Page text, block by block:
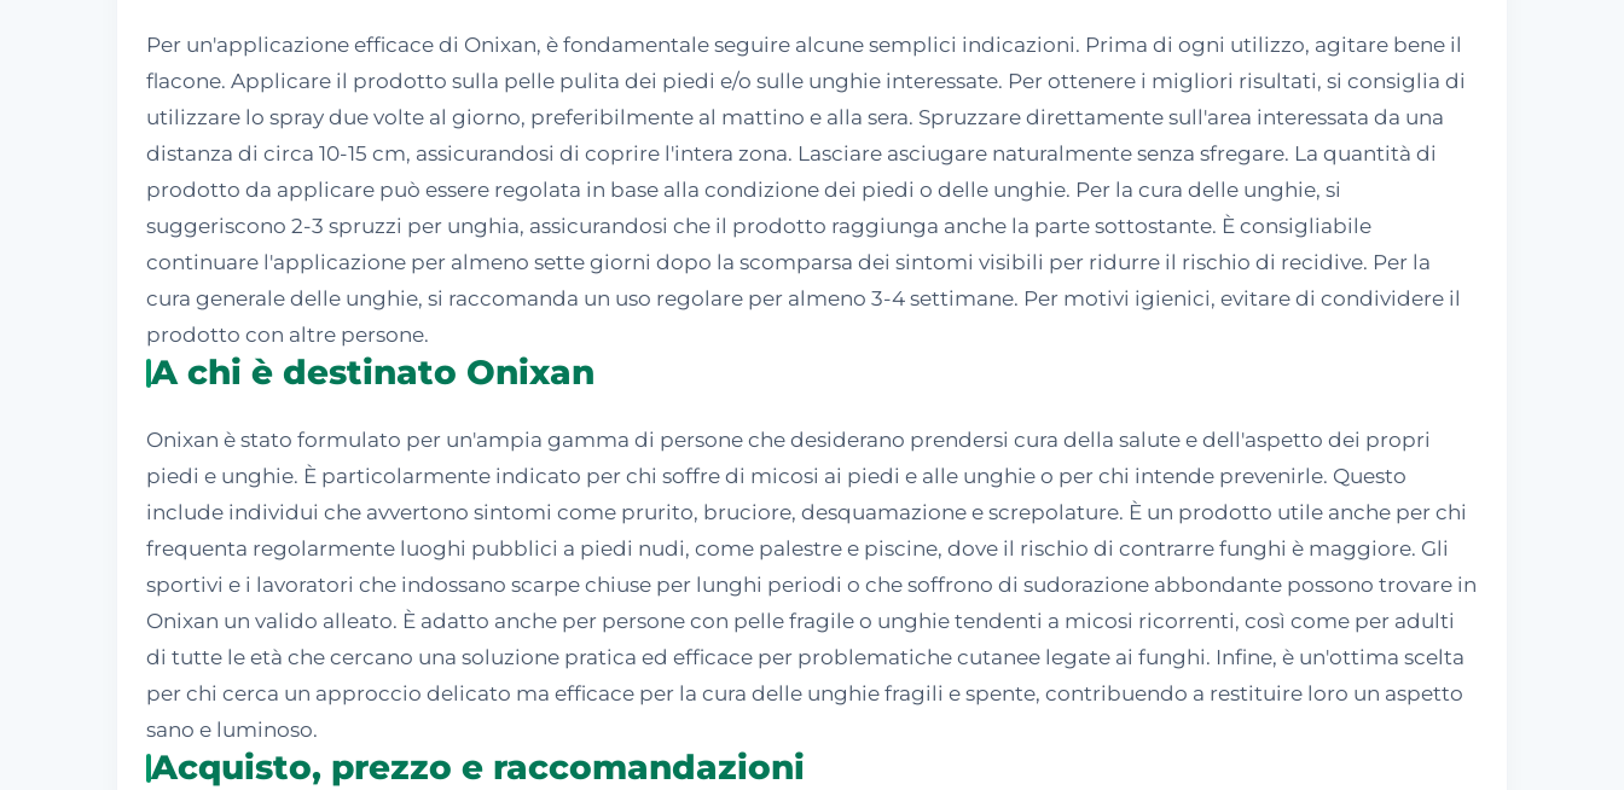
Per un'applicazione efficace di Onixan, è fondamentale seguire alcune semplici indicazioni. Prima di ogni utilizzo, agitare bene il
flacone. Applicare il prodotto sulla pelle pulita dei piedi e/o sulle unghie interessate. Per ottenere i migliori risultati, si consiglia di
utilizzare lo spray due volte al giorno, preferibilmente al mattino e alla sera. Spruzzare direttamente sull'area interessata da una
distanza di circa 10-15 cm, assicurandosi di coprire l'intera zona. Lasciare asciugare naturalmente senza sfregare. La quantità di
prodotto da applicare può essere regolata in base alla condizione dei piedi o delle unghie. Per la cura delle unghie, si
suggeriscono 2-3 spruzzi per unghia, assicurandosi che il prodotto raggiunga anche la parte sottostante. È consigliabile
continuare l'applicazione per almeno sette giorni dopo la scomparsa dei sintomi visibili per ridurre il rischio di recidive. Per la
cura generale delle unghie, si raccomanda un uso regolare per almeno 3-4 settimane. Per motivi igienici, evitare di condividere il
prodotto con altre persone.
A chi è destinato Onixan
Onixan è stato formulato per un'ampia gamma di persone che desiderano prendersi cura della salute e dell'aspetto dei propri
piedi e unghie. È particolarmente indicato per chi soffre di micosi ai piedi e alle unghie o per chi intende prevenirle. Questo
include individui che avvertono sintomi come prurito, bruciore, desquamazione e screpolature. È un prodotto utile anche per chi
frequenta regolarmente luoghi pubblici a piedi nudi, come palestre e piscine, dove il rischio di contrarre funghi è maggiore. Gli
sportivi e i lavoratori che indossano scarpe chiuse per lunghi periodi o che soffrono di sudorazione abbondante possono trovare in
Onixan un valido alleato. È adatto anche per persone con pelle fragile o unghie tendenti a micosi ricorrenti, così come per adulti
di tutte le età che cercano una soluzione pratica ed efficace per problematiche cutanee legate ai funghi. Infine, è un'ottima scelta
per chi cerca un approccio delicato ma efficace per la cura delle unghie fragili e spente, contribuendo a restituire loro un aspetto
sano e luminoso.
Acquisto, prezzo e raccomandazioni